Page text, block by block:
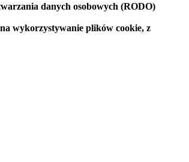
danych osobowych (RODO)
wykorzystywanie plików cookie, z